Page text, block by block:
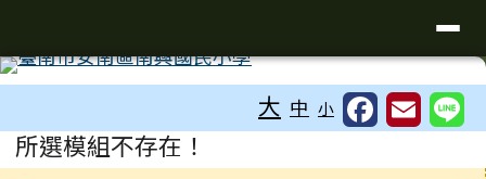
臺南市安南區南興國小全球資訊網
大 中 小
主內容區域
所選模組不存在！
頁尾區域